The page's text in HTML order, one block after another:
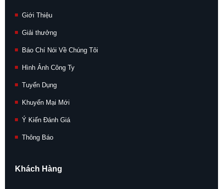
Giới Thiệu
Giải thưởng
Báo Chí Nói Về Chúng Tôi
Hình Ảnh Công Ty
Tuyển Dụng
Khuyến Mại Mới
Ý Kiến Đánh Giá
Thông Báo
Khách Hàng